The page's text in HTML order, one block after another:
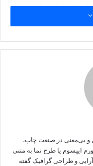
خانه کتاب و ادبیات
و بی‌معنی در صنعت چاپ،
ایپسوم یا طرح‌ نما به متنی
و طراحی گرافیک گفته